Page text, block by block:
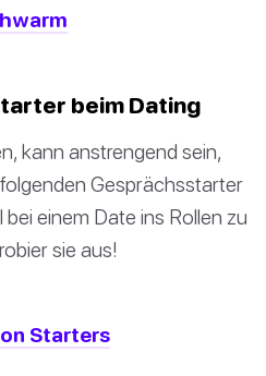
beim Dating
kann anstrengend sein,
Gesprächsstarter
einem Date ins Rollen zu
sie aus!
Starters